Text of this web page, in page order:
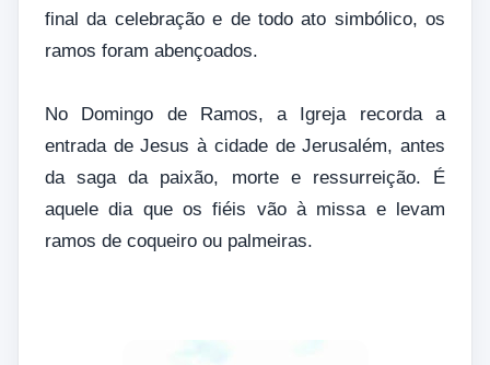
final da celebração e de todo ato simbólico, os
ramos foram abençoados.
No Domingo de Ramos, a Igreja recorda a
entrada de Jesus à cidade de Jerusalém, antes
da saga da paixão, morte e ressurreição. É
aquele dia que os fiéis vão à missa e levam
ramos de coqueiro ou palmeiras.